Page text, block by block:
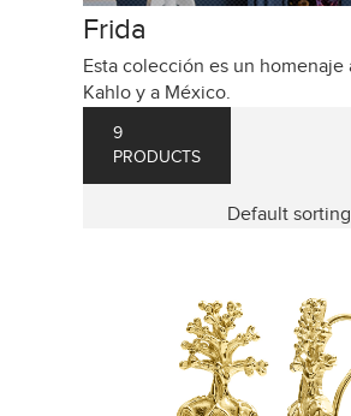
Frida
Esta colección es un homenaje
Kahlo y a México.
9
PRODUCTS